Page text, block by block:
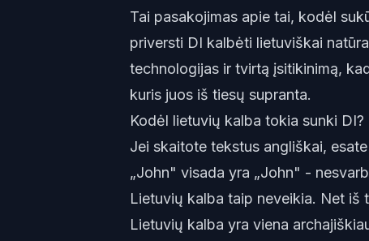
Tai pasakojimas apie tai, kodėl
priversti DI kalbėti lietuviškai
technologijas ir tvirtą įsitikinimą,
kuris juos iš tiesų supranta.
Kodėl lietuvių kalba tokia sunki DI?
Jei skaitote tekstus angliškai,
„John" visada yra „John" -
Lietuvių kalba taip neveikia. Net iš
Lietuvių kalba yra viena